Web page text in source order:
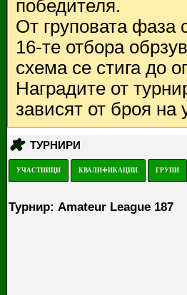
победителя.
От груповата фаза
16-те отбора
схема се стига до
Наградите от
зависят от броя на
ТУРНИРИ
УЧАСТНИЦИ КВАЛИФИКАЦИИ ГРУПИ
Турнир: Amateur League 187